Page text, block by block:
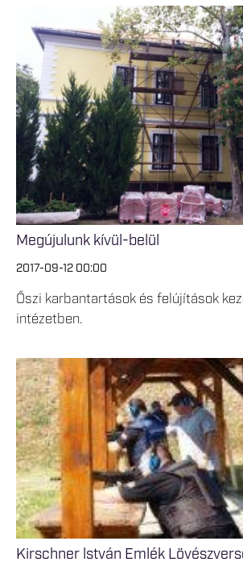
Megújulunk kívül-belül
2017-09-12 00:00
Őszi karbantartások és felújítások
intézetben.
Kirschner lstván Emlék